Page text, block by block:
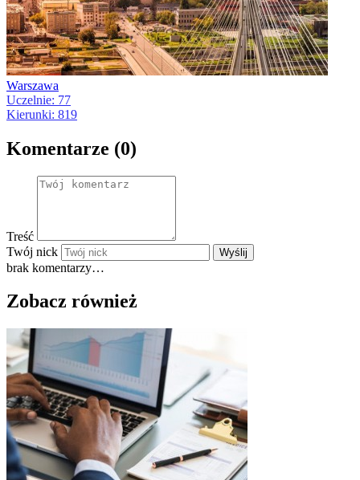
Warszawa
Uczelnie: 77
Kierunki: 819
Komentarze (0)
Treść
Twój nick
Wyślij
brak komentarzy…
Zobacz również